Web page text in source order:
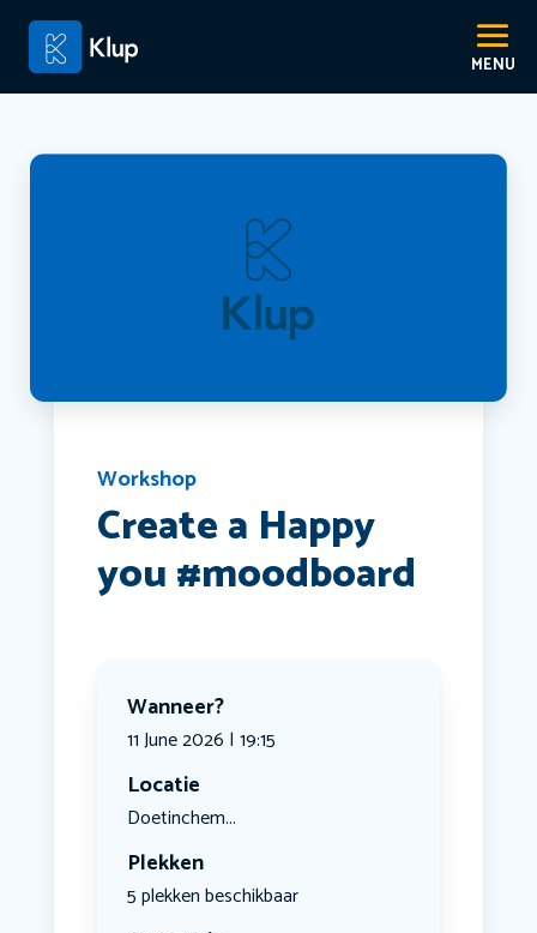
Workshop
Create a Happy
you #moodboard
Wanneer?
11 June 2026 | 19:15
Locatie
Doetinchem...
Plekken
5 plekken beschikbaar